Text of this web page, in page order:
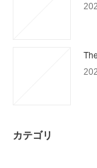
カテゴリ